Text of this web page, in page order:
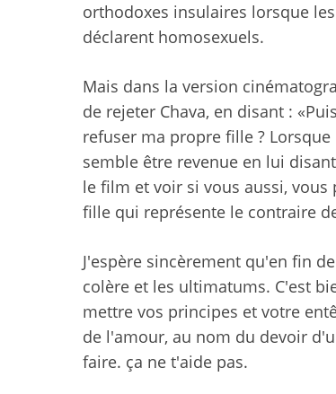
orthodoxes insulaires lorsque
déclarent homosexuels.
Mais dans la version
de rejeter Chava, en disant : «
refuser ma propre fille ?
semble être revenue en lui
le film et voir si vous aussi,
fille qui représente le contraire
J'espère sincèrement qu'en fin
colère et les ultimatums. C'est
mettre vos principes et votre
de l'amour, au nom du devoir
faire. ça ne t'aide pas.